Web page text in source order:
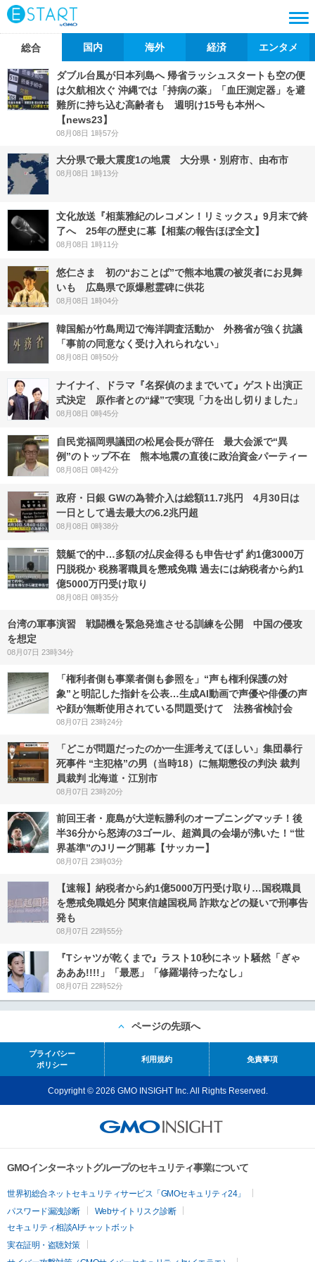
総合 国内 海外 経済 エンタメ
ダブル台風が日本列島へ 帰省ラッシュスタートも空の便
は欠航相次ぐ 沖縄では「持病の薬」「血圧測定器」を避
難所に持ち込む高齢者も 週明け15号も本州へ
【news23】
08月08日 1時57分
大分県で最大震度1の地震 大分県・別府市、由布市
08月08日 1時13分
文化放送『相葉雅紀のレコメン！リミックス』9月末で終
了へ 25年の歴史に幕【相葉の報告ほぼ全文】
08月08日 1時11分
悠仁さま 初の“おことば”で熊本地震の被災者にお見舞
いも 広島県で原爆慰霊碑に供花
08月08日 1時04分
韓国船が竹島周辺で海洋調査活動か 外務省が強く抗議
「事前の同意なく受け入れられない」
08月08日 0時50分
ナイナイ、ドラマ『名探偵のままでいて』ゲスト出演正
式決定 原作者との“縁”で実現「力を出し切りました」
08月08日 0時45分
自民党福岡県議団の松尾会長が辞任 最大会派で“異
例”のトップ不在 熊本地震の直後に政治資金パーティー
08月08日 0時42分
政府・日銀 GWの為替介入は総額11.7兆円 4月30日は
一日として過去最大の6.2兆円超
08月08日 0時38分
競艇で的中…多額の払戻金得るも申告せず 約1億3000万
円脱税か 税務署職員を懲戒免職 過去には納税者から約1
億5000万円受け取り
08月08日 0時35分
台湾の軍事演習 戦闘機を緊急発進させる訓練を公開 中国の侵攻
を想定
08月07日 23時34分
「権利者側も事業者側も参照を」“声も権利保護の対
象”と明記した指針を公表…生成AI動画で声優や俳優の声
や顔が無断使用されている問題受けて 法務省検討会
08月07日 23時24分
「どこが問題だったのか一生涯考えてほしい」集団暴行
死事件 “主犯格”の男（当時18）に無期懲役の判決 裁判
員裁判 北海道・江別市
08月07日 23時20分
前回王者・鹿島が大逆転勝利のオープニングマッチ！後
半36分から怒涛の3ゴール、超満員の会場が沸いた！“世
界基準”のJリーグ開幕【サッカー】
08月07日 23時03分
【速報】納税者から約1億5000万円受け取り…国税職員
を懲戒免職処分 関東信越国税局 詐欺などの疑いで刑事告
発も
08月07日 22時55分
『Tシャツが乾くまで』ラスト10秒にネット騒然「ぎゃ
あああ!!!!」「最悪」「修羅場待ったなし」
08月07日 22時52分
ページの先頭へ
プライバシー
ポリシー
利用規約 免責事項
Copyright © 2026 GMO INSIGHT Inc. All Rights Reserved.
GMOインターネットグループのセキュリティ事業について
世界初総合ネットセキュリティサービス「GMOセキュリティ24」
パスワード漏洩診断
Webサイトリスク診断
セキュリティ相談AIチャットボット
実在証明・盗聴対策